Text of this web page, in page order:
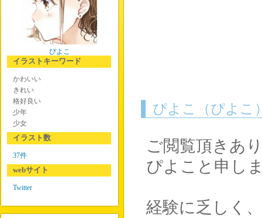
ぴよこ（ぴよこ
ご閲覧頂きあ
ぴよこと申し
経験に乏しく
ぴよこ
イラストキーワード
かわいい
きれい
格好良い
少年
少女
イラスト数
37件
webサイト
Twitter